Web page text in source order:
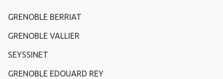
GRENOBLE BERRIAT
GRENOBLE VALLIER
SEYSSINET
GRENOBLE EDOUARD REY